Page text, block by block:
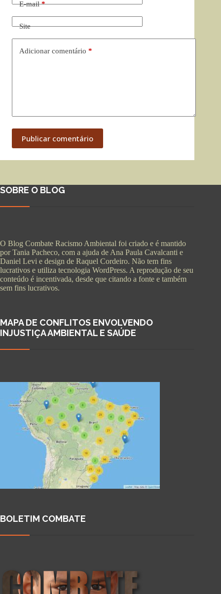
E-mail*
Site
Adicionar comentário *
Publicar comentário
SOBRE O BLOG
O Blog Combate Racismo Ambiental foi criado e é mantido
por Tania Pacheco, com a ajuda de Ana Paula Cavalcanti e
Daniel Levi e design de Raquel Cordeiro. Não tem fins
lucrativos e utiliza tecnologia WordPress. A reprodução de seu
conteúdo é incentivada, desde que citando a fonte e também
sem fins lucrativos.
MAPA DE CONFLITOS ENVOLVENDO
INJUSTIÇA AMBIENTAL E SAÚDE
BOLETIM COMBATE